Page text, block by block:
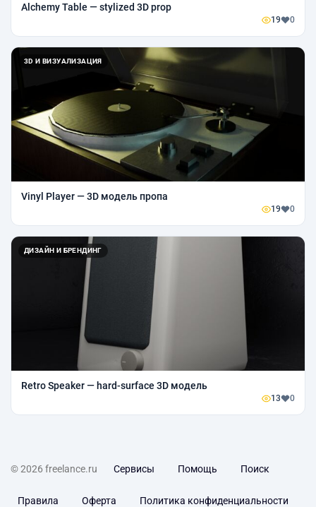
Alchemy Table — stylized 3D prop
19 0
3D И ВИЗУАЛИЗАЦИЯ
Vinyl Player — 3D модель пропа
19 0
ДИЗАЙН И БРЕНДИНГ
Retro Speaker — hard-surface 3D модель
13 0
© 2026 freelance.ru Сервисы Помощь Поиск
Правила Оферта Политика конфиденциальности